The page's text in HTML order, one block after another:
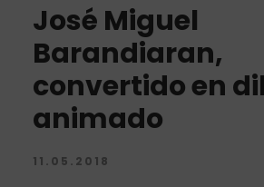
José Miguel
Barandiaran,
convertido en
animado
11.05.2018